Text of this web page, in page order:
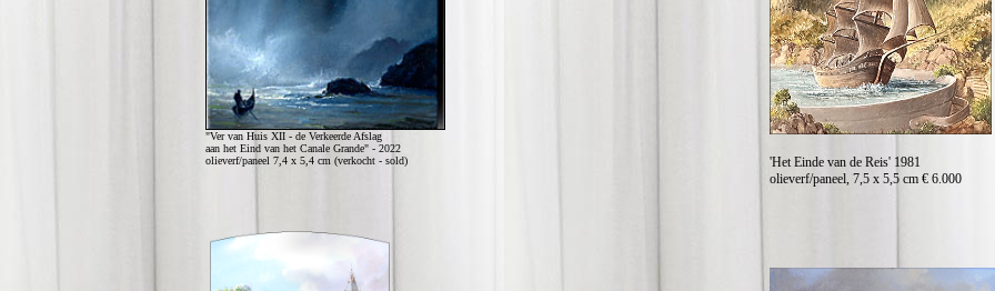
"Ver van Huis XII - de Verkeerde Afslag
aan het Eind van het Canale Grande" - 2022
olieverf/paneel 7,4 x 5,4 cm (verkocht - sold)
'Het Einde van de Reis' 1981
olieverf/paneel, 7,5 x 5,5 cm € 6.000